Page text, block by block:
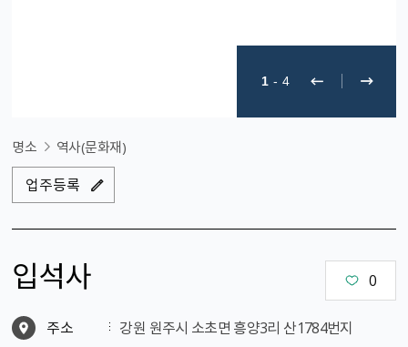
1 - 4
명소 역사(문화재)
업주등록
입석사 0
주소
강원 원주시 소초면 흥양3리 산1784번지